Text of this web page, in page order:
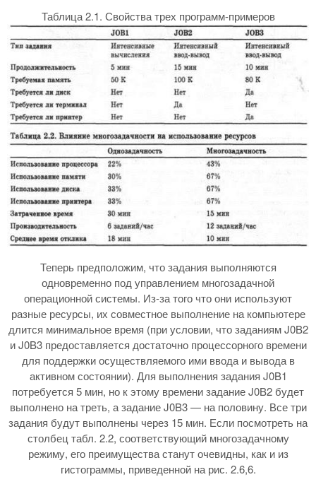
Таблица 2.1. Свойства трех программ-примеров
Теперь предположим, что задания выполняются
одновременно под управлением многозадачной
операционной системы. Из-за того что они используют
разные ресурсы, их совместное выполнение на компьютере
длится минимальное время (при условии, что заданиям J0B2
и J0B3 предоставляется достаточно процессорного времени
для поддержки осуществляемого ими ввода и вывода в
активном состоянии). Для выполнения задания J0B1
потребуется 5 мин, но к этому времени задание J0B2 будет
выполнено на треть, а задание J0B3 — на половину. Все три
задания будут выполнены через 15 мин. Если посмотреть на
столбец табл. 2.2, соответствующий многозадачному
режиму, его преимущества станут очевидны, как и из
гистограммы, приведенной на рис. 2.6,6.